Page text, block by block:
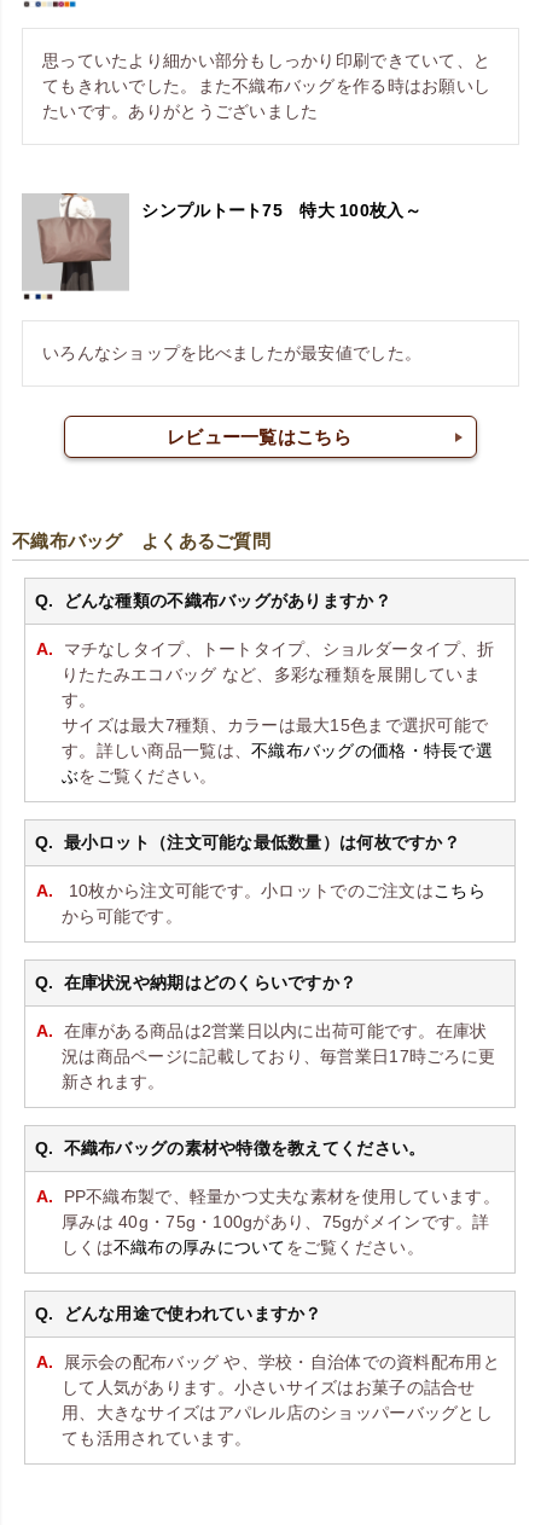
思っていたより細かい部分もしっかり印刷できていて、と
てもきれいでした。また不織布バッグを作る時はお願いし
たいです。ありがとうございました
シンプルトート75 特大 100枚入～
いろんなショップを比べましたが最安値でした。
レビュー一覧はこちら
不織布バッグ よくあるご質問
どんな種類の不織布バッグがありますか？
マチなしタイプ、トートタイプ、ショルダータイプ、折
りたたみエコバッグ など、多彩な種類を展開していま
す。
サイズは最大7種類、カラーは最大15色まで選択可能で
す。詳しい商品一覧は、不織布バッグの価格・特長で選
ぶをご覧ください。
最小ロット（注文可能な最低数量）は何枚ですか？
10枚から注文可能です。小ロットでのご注文はこちら
から可能です。
在庫状況や納期はどのくらいですか？
在庫がある商品は2営業日以内に出荷可能です。在庫状
況は商品ページに記載しており、毎営業日17時ごろに更
新されます。
不織布バッグの素材や特徴を教えてください。
PP不織布製で、軽量かつ丈夫な素材を使用しています。
厚みは 40g・75g・100gがあり、75gがメインです。詳
しくは不織布の厚みについてをご覧ください。
どんな用途で使われていますか？
展示会の配布バッグ や、学校・自治体での資料配布用と
して人気があります。小さいサイズはお菓子の詰合せ
用、大きなサイズはアパレル店のショッパーバッグとし
ても活用されています。